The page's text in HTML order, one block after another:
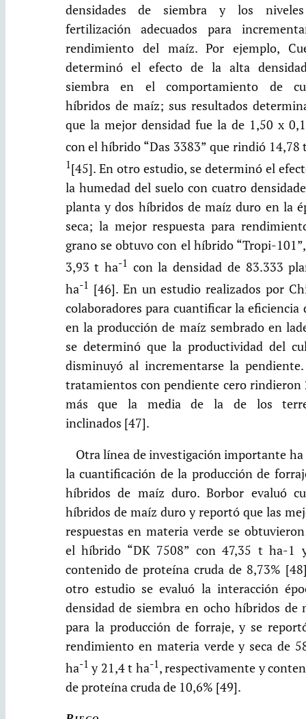
densidades de siembra y los
fertilización adecuados para
rendimiento del maíz. Por ejemplo,
determinó el efecto de la alta
siembra en el comportamiento de
híbridos de maíz; sus resultados
que la mejor densidad fue la de 1,50 x
con el híbrido “Das 3383” que rindió 14,78
1[45]. En otro estudio, se determinó el
la humedad del suelo con cuatro
planta y dos híbridos de maíz duro en la
seca; la mejor respuesta para
grano se obtuvo con el híbrido “Tropi-
3,93 t ha-1 con la densidad de 83.333
ha-1 [46]. En un estudio realizados por
colaboradores para cuantificar la eficiencia
en la producción de maíz sembrado en
se determinó que la productividad del
disminuyó al incrementarse la
tratamientos con pendiente cero rindieron
más que la media de la de los
inclinados [47].
Otra línea de investigación importante ha
la cuantificación de la producción de
híbridos de maíz duro. Borbor evaluó
híbridos de maíz duro y reportó que las
respuestas en materia verde se
el híbrido “DK 7508” con 47,35 t ha-1
contenido de proteína cruda de 8,73%
otro estudio se evaluó la interacción
densidad de siembra en ocho híbridos de
para la producción de forraje, y se
rendimiento en materia verde y seca de
ha-1 y 21,4 t ha-1, respectivamente y
de proteína cruda de 10,6% [49].